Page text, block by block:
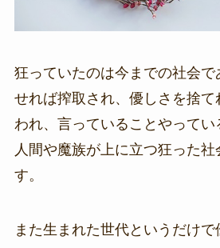
狂っていたのは今までの社会で
せれば搾取され、優しさを捨
われ、言っていることやってい
人間や魔族が上に立つ狂った
す。
また生まれた世代というだけで